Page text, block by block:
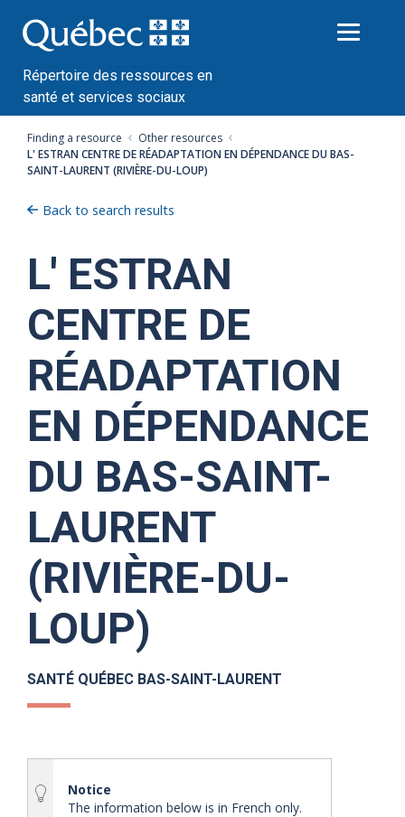
au
contenu
Répertoire des ressources en
santé et services sociaux
Finding a resource
Other resources
L' ESTRAN CENTRE DE RÉADAPTATION EN DÉPENDANCE DU BAS-
SAINT-LAURENT (RIVIÈRE-DU-LOUP)
Back to search results
L' ESTRAN
CENTRE DE
RÉADAPTATION
EN DÉPENDANCE
DU BAS-SAINT-
LAURENT
(RIVIÈRE-DU-
LOUP)
SANTÉ QUÉBEC BAS-SAINT-LAURENT
Notice
The information below is in French only.